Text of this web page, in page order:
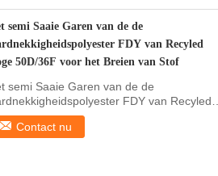
semi Saaie Garen van de de
FDY van Recyled
50D/36F voor het Breien van Stof
semi Saaie Garen van de de
FDY van Recyled
50D/36F voor het ...
Contact nu